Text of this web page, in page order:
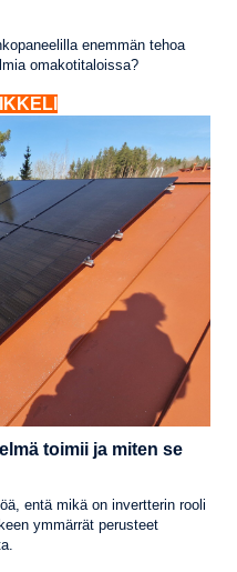
enemmän tehoa
omakotitaloissa?
toimii ja miten se
entä mikä on invertterin rooli
ymmärrät perusteet